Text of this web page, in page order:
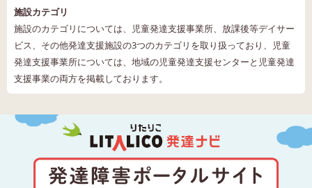
施設カテゴリ
施設のカテゴリについては、児童発達支援事業所、放課後等デイサー
ビス、その他発達支援施設の3つのカテゴリを取り扱っており、児童
発達支援事業所については、地域の児童発達支援センターと児童発達
支援事業の両方を掲載しております。